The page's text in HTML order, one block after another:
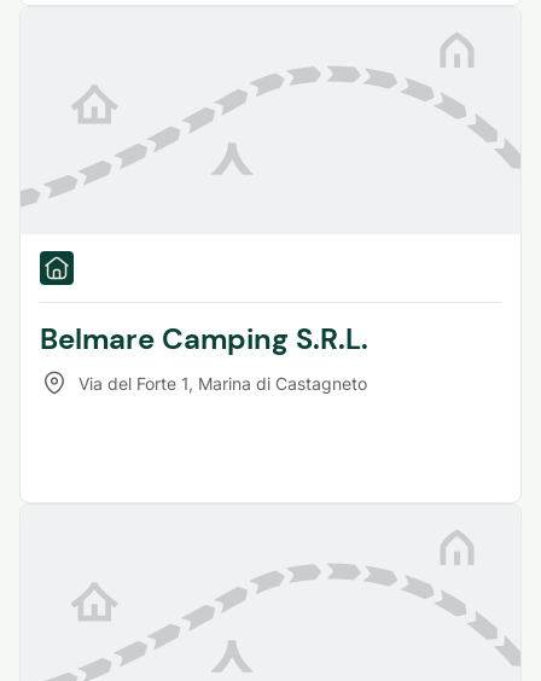
Belmare Camping S.R.L.
Via del Forte 1, Marina di Castagneto